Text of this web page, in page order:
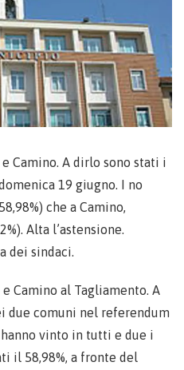
Camino. A dirlo sono stati i
19 giugno. I no
che a Camino,
Alta l’astensione.
dei sindaci.
Camino al Tagliamento. A
due comuni nel referendum
vinto in tutti e due i
il 58,98%, a fronte del